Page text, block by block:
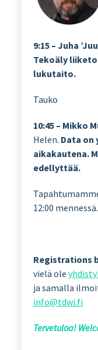
9:15 – Juha
Tekoäly
lukutaito.
Tauko
10:45 – Mikko
Helen. Data on
aikakautena.
edellyttää.
12:00 mennessä.
Registrations
vielä ole
ja samalla
info@tdwi.fi
Tervetuloa!